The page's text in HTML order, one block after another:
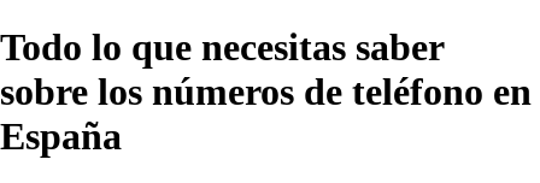
Todo lo que necesitas saber
sobre los números de teléfono en
España